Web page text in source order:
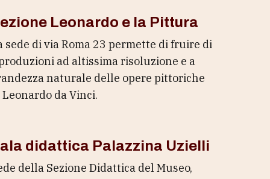
Leonardo e la Pittura
sede di via Roma 23 permette di fruire di
ad altissima risoluzione e a
naturale delle opere pittoriche
da Vinci.
didattica Palazzina Uzielli
della Sezione Didattica del Museo,